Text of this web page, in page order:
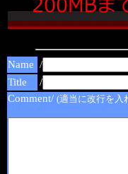
Name /
Title
/
Comment/ (適当に改行を入